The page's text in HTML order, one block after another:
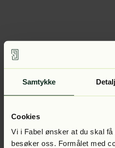
Samtykke
Cookies
Vi i Fabel ønsker at du skal
besøker oss. Formålet med